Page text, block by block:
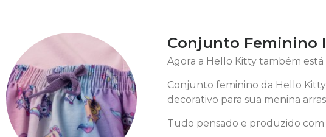
Conjunto Feminino
Agora a Hello Kitty também está
Conjunto feminino da Hello
decorativo para sua menina
Tudo pensado e produzido